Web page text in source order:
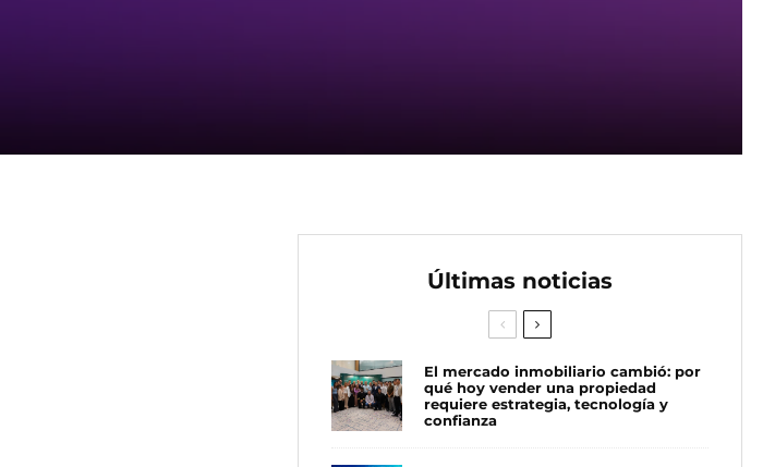
Últimas noticias
El mercado inmobiliario cambió: por
qué hoy vender una propiedad
requiere estrategia, tecnología y
confianza